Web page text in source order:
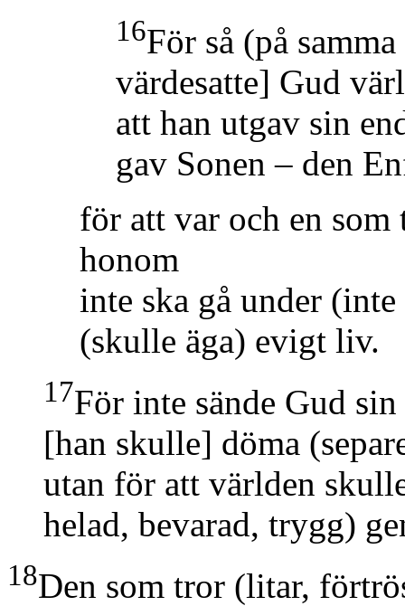
16För så (på
värdesatte] Gud
att han utgav sin
gav Sonen – den
för att var och en
honom
inte ska gå under (inte
(skulle äga) evigt liv.
17För inte sände Gud
[han skulle] döma
utan för att världen
helad, bevarad, trygg)
18Den som tror (litar,